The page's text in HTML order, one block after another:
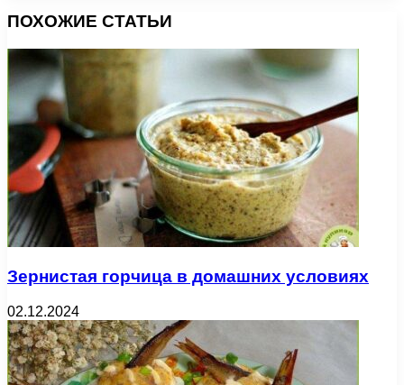
ПОХОЖИЕ СТАТЬИ
Зернистая горчица в домашних условиях
02.12.2024